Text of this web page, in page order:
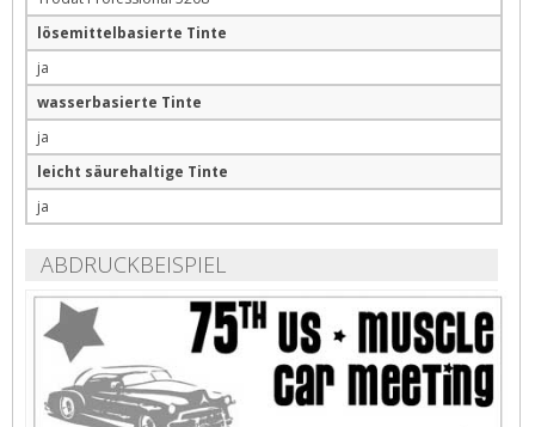
lösemittelbasierte Tinte
ja
wasserbasierte Tinte
ja
leicht säurehaltige Tinte
ja
ABDRUCKBEISPIEL